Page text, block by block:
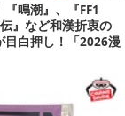
『鳴潮』、『FF1
』など和漢折衷の
目白押し！「2026漫
レイヤー13選【写